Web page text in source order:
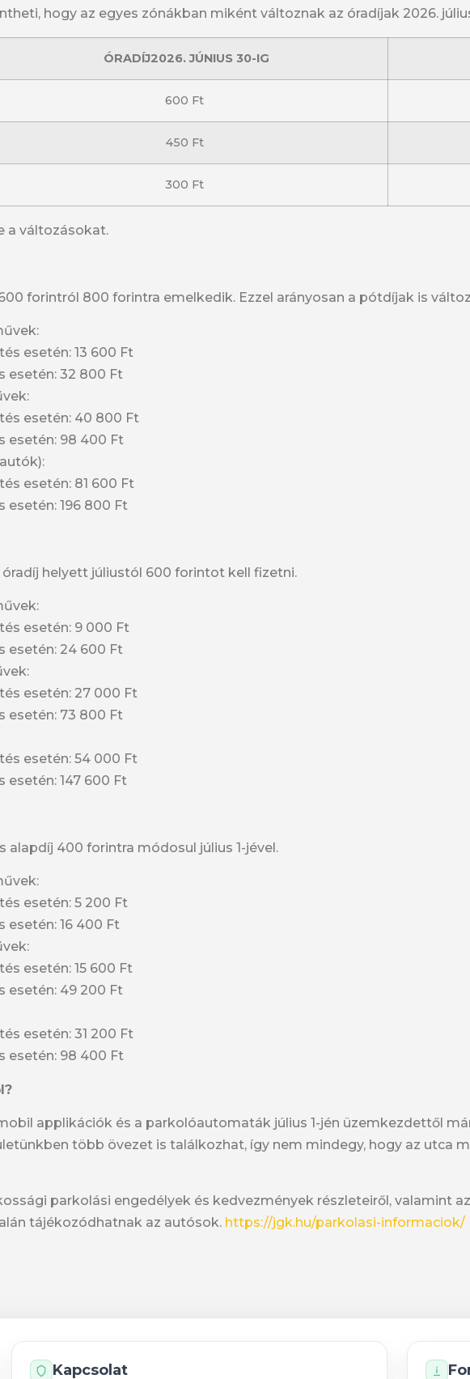
hogy az egyes zónákban miként változnak az óradíjak 2026.
ÓRADÍJ2026. JÚNIUS 30-IG
600 Ft
450 Ft
300 Ft
a változásokat.
forintról 800 forintra emelkedik. Ezzel arányosan a pótdíjak is
esetén: 13 600 Ft
esetén: 32 800 Ft
esetén: 40 800 Ft
esetén: 98 400 Ft
esetén: 81 600 Ft
esetén: 196 800 Ft
helyett júliustól 600 forintot kell fizetni.
esetén: 9 000 Ft
esetén: 24 600 Ft
esetén: 27 000 Ft
esetén: 73 800 Ft
esetén: 54 000 Ft
esetén: 147 600 Ft
alapdíj 400 forintra módosul július 1-jével.
esetén: 5 200 Ft
esetén: 16 400 Ft
esetén: 15 600 Ft
esetén: 49 200 Ft
esetén: 31 200 Ft
esetén: 98 400 Ft
applikációk és a parkolóautomaták július 1-jén üzemkezdettől
több övezet is találkozhat, így nem mindegy, hogy az utca
parkolási engedélyek és kedvezmények részleteiről, valamint
tájékozódhatnak az autósok. https://jgk.hu/parkolasi-informaciok/
Kapcsolat